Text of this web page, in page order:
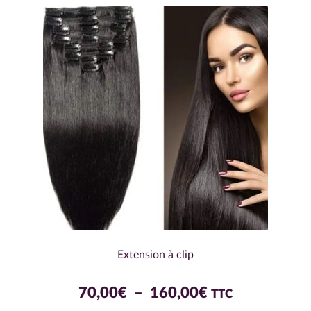
Les
options
peuvent
être
choisies
sur
page
du
produit
Extension à clip
70,00€ – 160,00€Plage
TTC